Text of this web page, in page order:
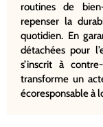
routines de
repenser la
quotidien. En
détachées pour
s’inscrit à
transforme un
écoresponsable à